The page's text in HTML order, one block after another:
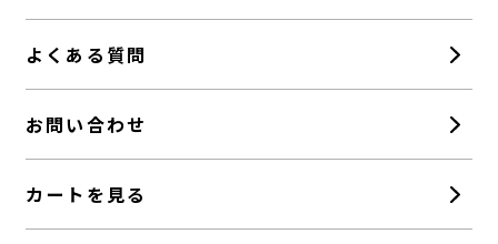
よくある質問
お問い合わせ
カートを見る